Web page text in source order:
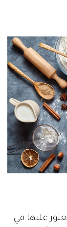
عليها في